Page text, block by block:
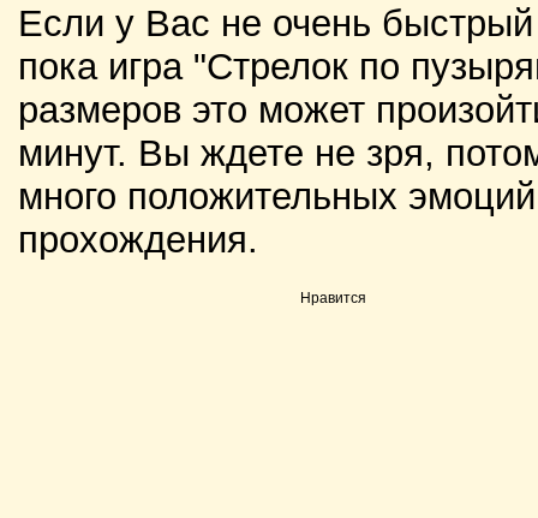
Если у Вас не очень
пока игра "Стрелок по
размеров это может
минут. Вы ждете не зря,
много положительных
прохождения.
Нравится